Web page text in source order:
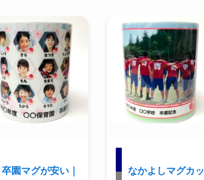
卒園マグが安い｜ なかよしマグカッ